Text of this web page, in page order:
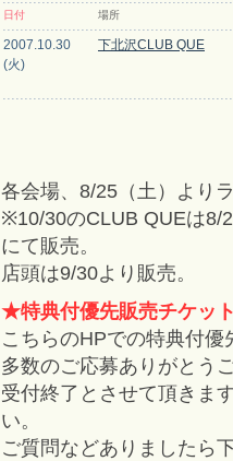
日付 場所
2007.10.30
(火)
下北沢CLUB QUE
各会場、8/25（土）より
※10/30のCLUB QUEは8/
にて販売。
店頭は9/30より販売。
★特典付優先販売チケッ
こちらのHPでの特典付
多数のご応募ありがとう
受付終了とさせて頂きま
い。
ご質問などありましたら